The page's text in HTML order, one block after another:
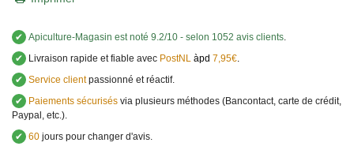
✔ Apiculture-Magasin est noté 9.2/10 - selon 1052 avis clients.
✔
Livraison rapide et fiable avec PostNL àpd 7,95€.
✔ Service clientpassionné et réactif.
✔
Paiements sécurisés via plusieurs méthodes (Bancontact, carte de crédit,
Paypal, etc.).
✔ 60 jours pour changer d'avis.